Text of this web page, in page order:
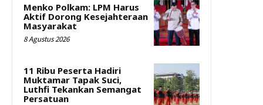
Menko Polkam: LPM Harus
Aktif Dorong Kesejahteraan
Masyarakat
8 Agustus 2026
11 Ribu Peserta Hadiri
Muktamar Tapak Suci,
Luthfi Tekankan Semangat
Persatuan